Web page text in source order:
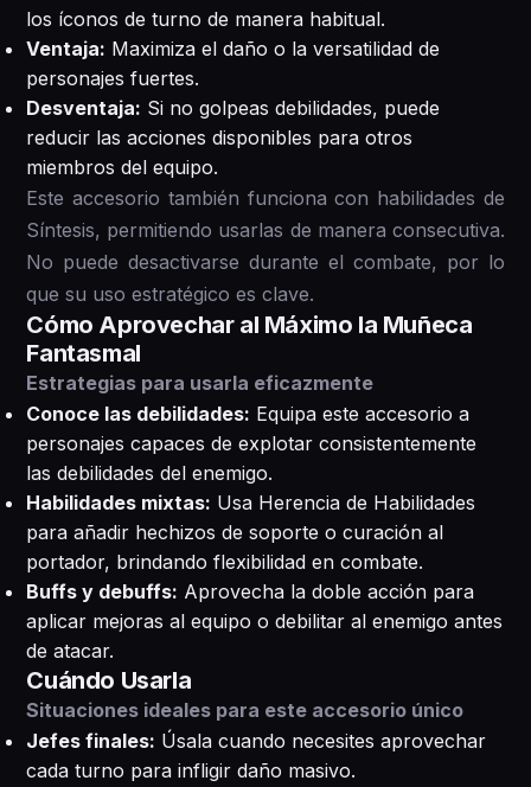
los íconos de turno de manera habitual.
Ventaja: Maximiza el daño o la versatilidad de
personajes fuertes.
Desventaja: Si no golpeas debilidades, puede
reducir las acciones disponibles para otros
miembros del equipo.
Este accesorio también funciona con habilidades de
Síntesis, permitiendo usarlas de manera consecutiva.
No puede desactivarse durante el combate, por lo
que su uso estratégico es clave.
Cómo Aprovechar al Máximo la Muñeca
Fantasmal
Estrategias para usarla eficazmente
Conoce las debilidades: Equipa este accesorio a
personajes capaces de explotar consistentemente
las debilidades del enemigo.
Habilidades mixtas: Usa Herencia de Habilidades
para añadir hechizos de soporte o curación al
portador, brindando flexibilidad en combate.
Buffs y debuffs: Aprovecha la doble acción para
aplicar mejoras al equipo o debilitar al enemigo antes
de atacar.
Cuándo Usarla
Situaciones ideales para este accesorio único
Jefes finales: Úsala cuando necesites aprovechar
cada turno para infligir daño masivo.